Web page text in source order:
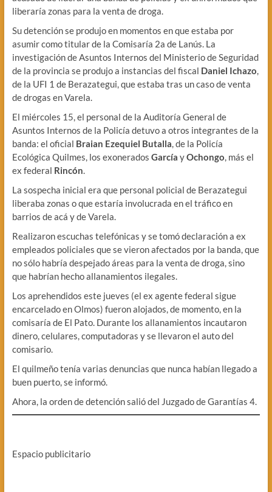
liberaría zonas para la venta de droga.
Su detención se produjo en momentos en que estaba por
asumir como titular de la Comisaría 2a de Lanús. La
investigación de Asuntos Internos del Ministerio de Seguridad
de la provincia se produjo a instancias del fiscal Daniel Ichazo,
de la UFI 1 de Berazategui, que estaba tras un caso de venta
de drogas en Varela.
El miércoles 15, el personal de la Auditoría General de
Asuntos Internos de la Policía detuvo a otros integrantes de la
banda: el oficial Braian Ezequiel Butalla, de la Policía
Ecológica Quilmes, los exonerados García yOchongo, más el
ex federal Rincón.
La sospecha inicial era que personal policial de Berazategui
liberaba zonas o que estaría involucrada en el tráfico en
barrios de acá y de Varela.
Realizaron escuchas telefónicas y se tomó declaración a ex
empleados policiales que se vieron afectados por la banda, que
no sólo habría despejado áreas para la venta de droga, sino
que habrían hecho allanamientos ilegales.
Los aprehendidos este jueves (el ex agente federal sigue
encarcelado en Olmos) fueron alojados, de momento, en la
comisaría de El Pato. Durante los allanamientos incautaron
dinero, celulares, computadoras y se llevaron el auto del
comisario.
El quilmeño tenía varias denuncias que nunca habían llegado a
buen puerto, se informó.
Ahora, la orden de detención salió del Juzgado de Garantías 4.
Espacio publicitario